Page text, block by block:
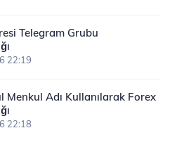
Telegram Grubu
22:19
Menkul Adı Kullanılarak Forex
22:18